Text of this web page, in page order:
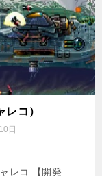
コ）
日
レコ 【開発